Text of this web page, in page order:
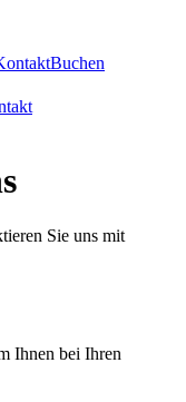
Buchen
Sie uns mit
Ihnen bei Ihren